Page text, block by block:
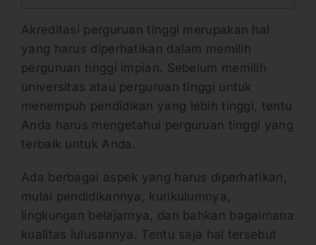
Akreditasi perguruan tinggi merupakan hal
yang harus diperhatikan dalam memilih
perguruan tinggi impian. Sebelum memilih
universitas atau perguruan tinggi untuk
menempuh pendidikan yang lebih tinggi, tentu
Anda harus mengetahui perguruan tinggi yang
terbaik untuk Anda.
Ada berbagai aspek yang harus diperhatikan,
mulai pendidikannya, kurikulumnya,
lingkungan belajarnya, dan bahkan bagaimana
kualitas lulusannya. Tentu saja hal tersebut